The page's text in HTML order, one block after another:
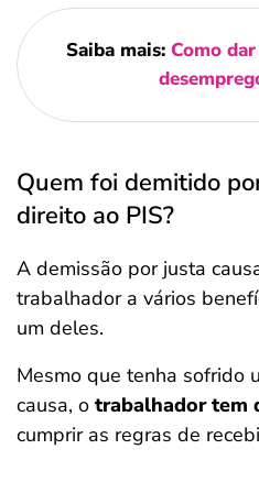
Saiba mais: Como
Quem foi demitido
direito ao PIS?
A demissão por justa
trabalhador a vários
um deles.
Mesmo que tenha sofrido
causa, o trabalhador tem
cumprir as regras de